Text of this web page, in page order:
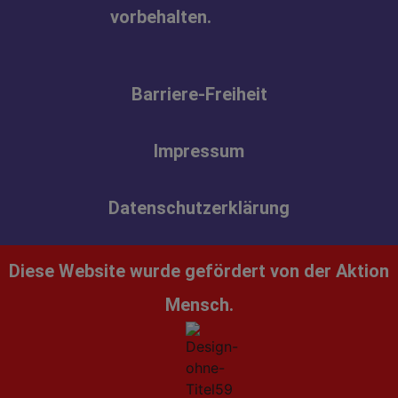
vorbehalten.
Barriere-Freiheit
Impressum
Datenschutzerklärung
Diese Website wurde gefördert von der Aktion
Mensch.